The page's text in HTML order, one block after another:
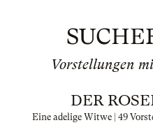
Vorstellungen
DER
Eine adelige Witwe | 49